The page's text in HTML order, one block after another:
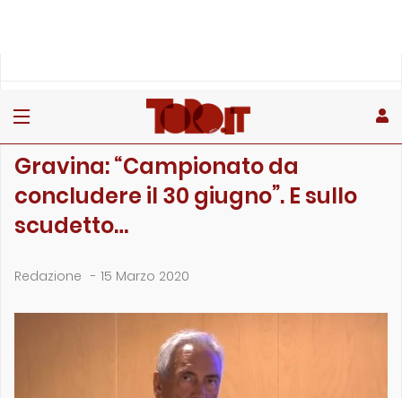
Gravina: “Campionato da
concludere il 30 giugno”. E sullo
scudetto…
Redazione - 15 Marzo 2020